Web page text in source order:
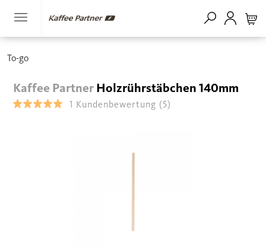
To-go
Kaffee PartnerHolzrührstäbchen 140mm
1 Kundenbewertung (5)